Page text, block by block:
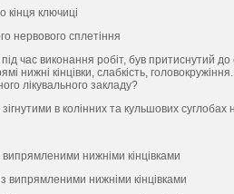
кiнця ключицi
нервового сплетiння
час виконання робiт, був притиснутий
нижнi кiнцiвки, слабкiсть,
лiкувального закладу?
в колiнних та кульшових суглобах
нижнiми кiнцiвками
випрямленими нижнiми кiнцiвками